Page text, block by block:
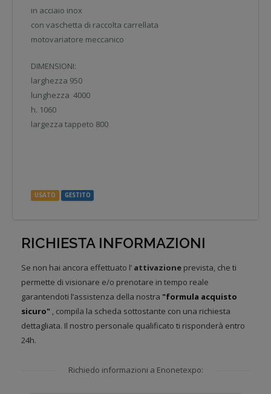
in acciaio inox
con vaschetta di raccolta carrellata
motovariatore meccanico
DIMENSIONI:
larghezza 950
lunghezza 4000
h. 1060
largezza tappeto 800
USATO GESTITO
RICHIESTA INFORMAZIONI
Se non hai ancora effettuato l’ attivazione prevista, che ti
permette di visionare e/o prenotare in tempo reale
garantendoti l’assistenza della nostra "formula acquisto
sicuro" , compila la scheda sottostante con una richiesta
dettagliata. Il nostro personale qualificato ti risponderà entro
24h.
Richiedo informazioni a Enonetexpo: